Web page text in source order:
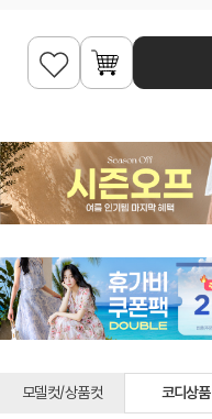
모델컷/상품컷 코디상품